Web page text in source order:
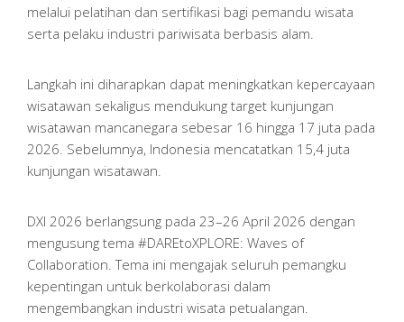
melalui pelatihan dan sertifikasi bagi pemandu wisata
serta pelaku industri pariwisata berbasis alam.
Langkah ini diharapkan dapat meningkatkan kepercayaan
wisatawan sekaligus mendukung target kunjungan
wisatawan mancanegara sebesar 16 hingga 17 juta pada
2026. Sebelumnya, Indonesia mencatatkan 15,4 juta
kunjungan wisatawan.
DXI 2026 berlangsung pada 23–26 April 2026 dengan
mengusung tema #DAREtoXPLORE: Waves of
Collaboration. Tema ini mengajak seluruh pemangku
kepentingan untuk berkolaborasi dalam
mengembangkan industri wisata petualangan.